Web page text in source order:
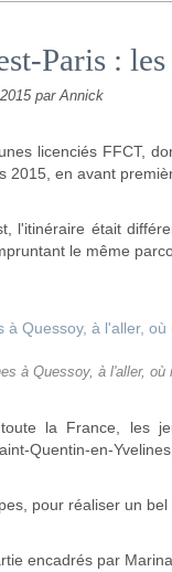
Paris : les
par Annick
licenciés FFCT,
2015, en avant
l'itinéraire était
le même
à Quessoy, à l'aller,
la France, les
Quentin-en-
pour réaliser un bel
encadrés par